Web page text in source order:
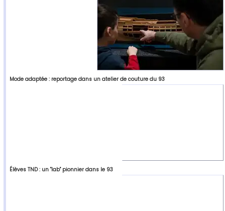
Mode adaptée : reportage dans un atelier de couture du 93
Élèves TND : un "lab" pionnier dans le 93